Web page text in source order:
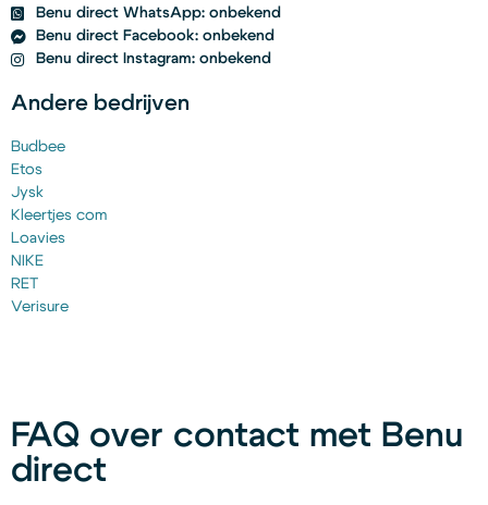
Benu direct WhatsApp: onbekend
Benu direct Facebook: onbekend
Benu direct Instagram: onbekend
Andere bedrijven
Budbee
Etos
Jysk
Kleertjes com
Loavies
NIKE
RET
Verisure
FAQ over contact met Benu
direct